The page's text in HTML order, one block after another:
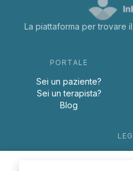
La piattaforma per trovare
PORTALE
Sei un paziente?
Sei un terapista?
Blog